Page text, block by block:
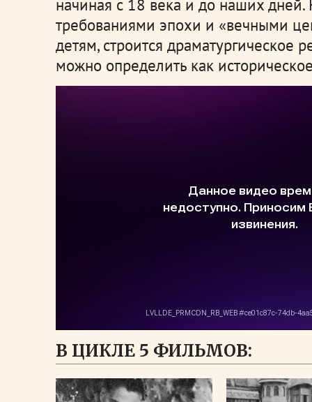
начиная с 18 века и до наших
требованиями эпохи и «вечными
детям, строится
можно определить как
В ЦИКЛЕ 5 ФИЛЬМОВ: